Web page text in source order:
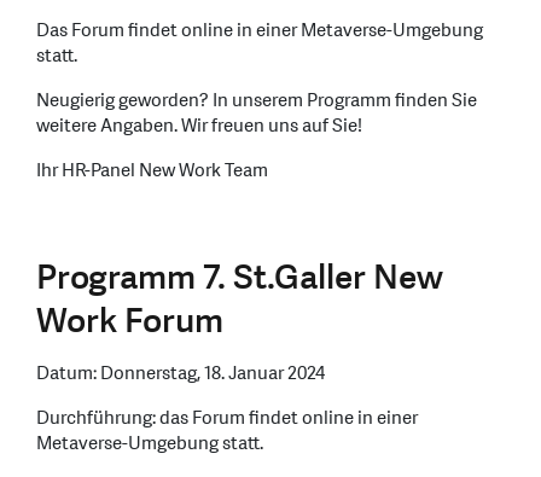
Das Forum findet online in einer Metaverse-Umgebung
statt.
Neugierig geworden? In unserem Programm finden Sie
weitere Angaben. Wir freuen uns auf Sie!
Ihr HR-Panel New Work Team
Programm 7. St.Galler New
Work Forum
Datum: Donnerstag, 18. Januar 2024
Durchführung: das Forum findet online in einer
Metaverse-Umgebung statt.